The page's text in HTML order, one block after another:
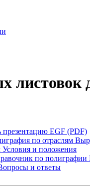
листовок
презентацию EGF (PDF)
по отраслям
Условия и положения
по полиграфии
и ответы